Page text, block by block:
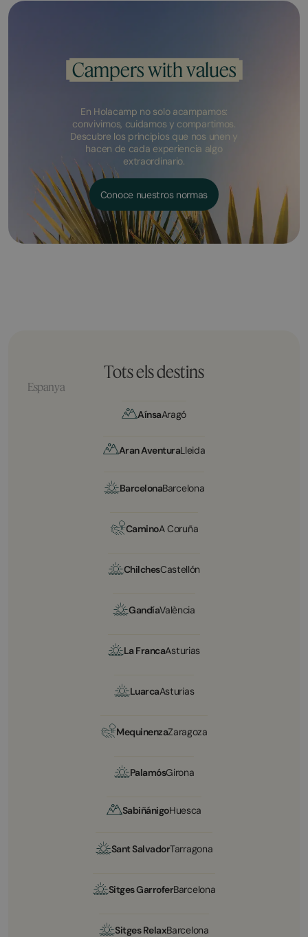
Campers with values
En Holacamp no solo acampamos:
convivimos, cuidamos y compartimos.
Descubre los principios que nos unen y
hacen de cada experiencia algo
extraordinario.
Conoce nuestros normas
Tots els destins
Espanya
AínsaAragó
Aran AventuraLleida
BarcelonaBarcelona
CaminoA Coruña
ChilchesCastellón
GandíaValència
La FrancaAsturias
LuarcaAsturias
MequinenzaZaragoza
PalamósGirona
SabiñánigoHuesca
Sant SalvadorTarragona
Sitges GarroferBarcelona
Sitges RelaxBarcelona